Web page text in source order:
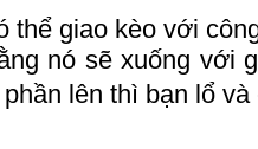
thể giao kèo với
nó sẽ xuống với
lên thì bạn lổ và